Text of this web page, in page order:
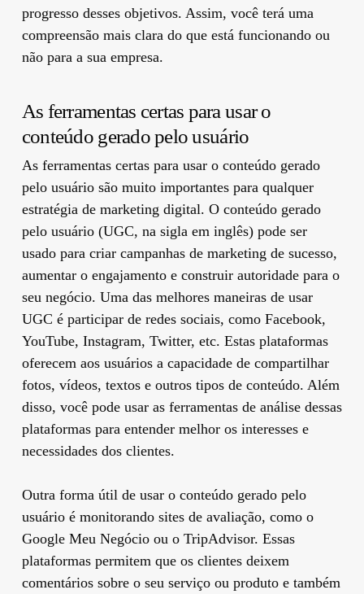
progresso desses objetivos. Assim, você terá uma
compreensão mais clara do que está funcionando ou
não para a sua empresa.
As ferramentas certas para usar o
conteúdo gerado pelo usuário
As ferramentas certas para usar o conteúdo gerado
pelo usuário são muito importantes para qualquer
estratégia de marketing digital. O conteúdo gerado
pelo usuário (UGC, na sigla em inglês) pode ser
usado para criar campanhas de marketing de sucesso,
aumentar o engajamento e construir autoridade para o
seu negócio. Uma das melhores maneiras de usar
UGC é participar de redes sociais, como Facebook,
YouTube, Instagram, Twitter, etc. Estas plataformas
oferecem aos usuários a capacidade de compartilhar
fotos, vídeos, textos e outros tipos de conteúdo. Além
disso, você pode usar as ferramentas de análise dessas
plataformas para entender melhor os interesses e
necessidades dos clientes.
Outra forma útil de usar o conteúdo gerado pelo
usuário é monitorando sites de avaliação, como o
Google Meu Negócio ou o TripAdvisor. Essas
plataformas permitem que os clientes deixem
comentários sobre o seu serviço ou produto e também